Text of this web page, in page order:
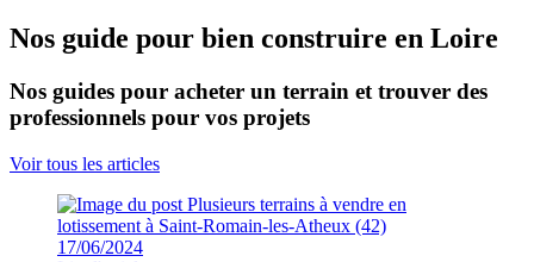
Nos guide pour bien construire en Loire
Nos guides pour acheter un terrain et trouver des
professionnels pour vos projets
Voir tous les articles
17/06/2024